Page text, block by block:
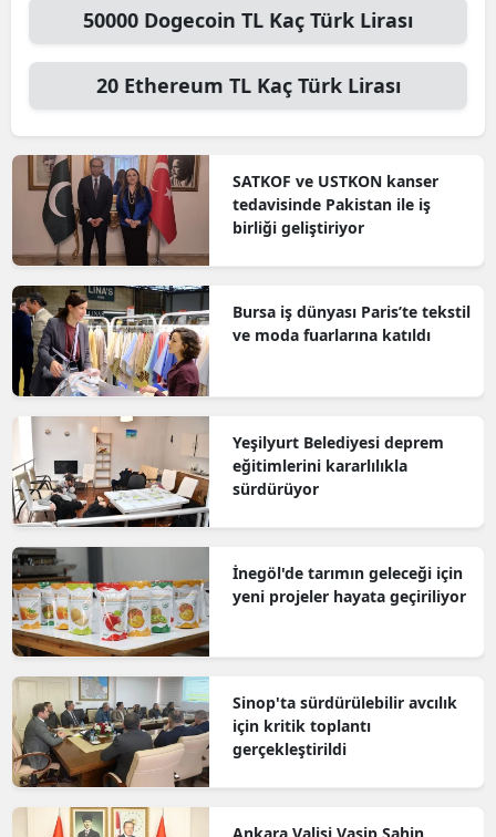
50000 Dogecoin TL Kaç Türk Lirası
20 Ethereum TLKaç Türk Lirası
SATKOF ve USTKON kanser
tedavisinde Pakistan ile iş
birliği geliştiriyor
Bursa iş dünyası Paris’te tekstil
ve moda fuarlarına katıldı
Yeşilyurt Belediyesi deprem
eğitimlerini kararlılıkla
sürdürüyor
İnegöl'de tarımın geleceği için
yeni projeler hayata geçiriliyor
Sinop'ta sürdürülebilir avcılık
için kritik toplantı
gerçekleştirildi